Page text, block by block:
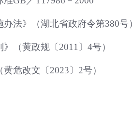
法》（湖北省政府令第380号）
（黄政规〔2011〕4号）
危改文〔2023〕2号）